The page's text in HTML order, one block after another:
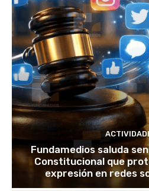
Fundamedios saluda
Constitucional que
expresión en redes